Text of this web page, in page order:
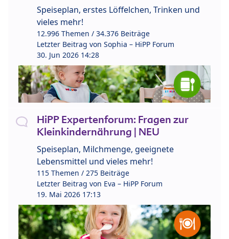
Speiseplan, erstes Löffelchen, Trinken und
vieles mehr!
12.996 Themen / 34.376 Beiträge
Letzter Beitrag von Sophia – HiPP Forum
30. Jun 2026 14:28
HiPP Expertenforum: Fragen zur
Kleinkindernährung | NEU
Speiseplan, Milchmenge, geeignete
Lebensmittel und vieles mehr!
115 Themen / 275 Beiträge
Letzter Beitrag von Eva – HiPP Forum
19. Mai 2026 17:13